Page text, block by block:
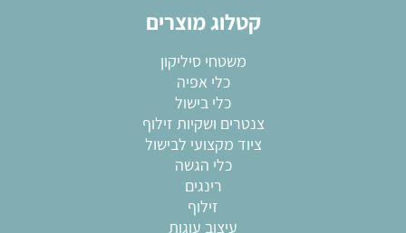
קטלוג מוצרים
משטחי סיליקון
כלי אפיה
כלי בישול
צנטרים ושקיות זילוף
ציוד מקצועי לבישול
כלי הגשה
רינגים
זילוף
עיצוב עוגות